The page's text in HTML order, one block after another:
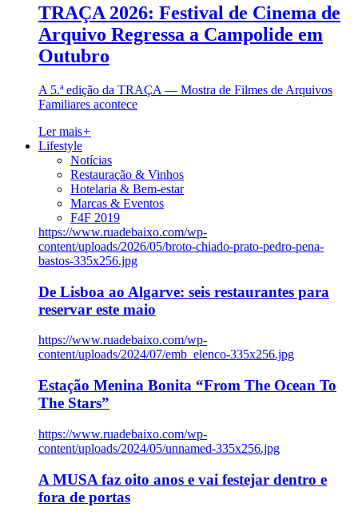
TRAÇA 2026: Festival de Cinema de
Arquivo Regressa a Campolide em
Outubro
A 5.ª edição da TRAÇA — Mostra de Filmes de Arquivos
Familiares acontece
Ler mais+
Lifestyle
Notícias
Restauração & Vinhos
Hotelaria & Bem-estar
Marcas & Eventos
F4F 2019
https://www.ruadebaixo.com/wp-
content/uploads/2026/05/broto-chiado-prato-pedro-pena-
bastos-335x256.jpg
De Lisboa ao Algarve: seis restaurantes para
reservar este maio
https://www.ruadebaixo.com/wp-
content/uploads/2024/07/emb_elenco-335x256.jpg
Estação Menina Bonita “From The Ocean To
The Stars”
https://www.ruadebaixo.com/wp-
content/uploads/2024/05/unnamed-335x256.jpg
A MUSA faz oito anos e vai festejar dentro e
fora de portas